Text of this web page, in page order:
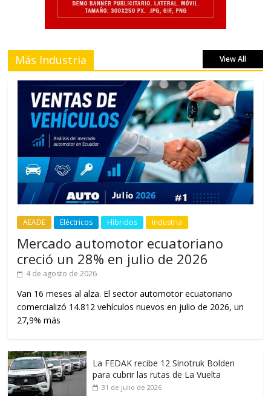
Más Industria View All
AEADE Eléctricos Híbridos Industria
Mercado automotor ecuatoriano
creció un 28% en julio de 2026
4 de agosto de 2026
Van 16 meses al alza. El sector automotor ecuatoriano
comercializó 14.812 vehículos nuevos en julio de 2026, un
27,9% más
La FEDAK recibe 12 Sinotruk Bolden
para cubrir las rutas de La Vuelta
31 de julio de 2026